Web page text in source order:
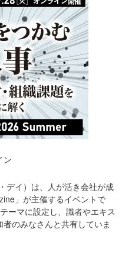
ン
デイ）は、人が活き会社が成
」が主催するイベントで
ーマに設定し、識者やエキス
のみなさんと共有していま